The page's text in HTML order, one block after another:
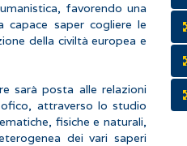
favorendo una
saper cogliere le
della civiltà europea e
sarà posta alle relazioni
attraverso lo studio
fisiche e naturali,
dei vari saperi